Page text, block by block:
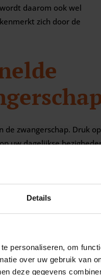
Details
personaliseren, om
over uw gebruik van
deze gegevens
daarom ook wel
zich door de
zwangerschap. Druk op
uw dagelijkse
zijn om rechtop te staan of
uit naar andere delen